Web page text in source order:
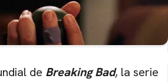
de Breaking Bad, la serie